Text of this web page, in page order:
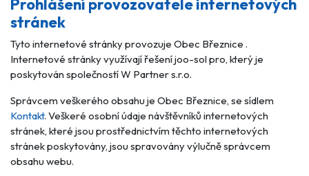
Prohlášení provozovatele internetových
stránek
Tyto internetové stránky provozuje Obec Březnice .
Internetové stránky využívají řešení joo-sol pro, který je
poskytován společností W Partner s.r.o.
Správcem veškerého obsahu je Obec Březnice, se sídlem
Kontakt. Veškeré osobní údaje návštěvníků internetových
stránek, které jsou prostřednictvím těchto internetových
stránek poskytovány, jsou spravovány výlučně správcem
obsahu webu.